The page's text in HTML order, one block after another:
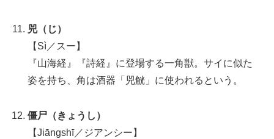
兕（じ）
【Sì／スー】
『山海経』『詩経』に登場する一角獣。サイに似た
姿を持ち、角は酒器「兕觥」に使われるという。
僵尸（きょうし）
【Jiāngshī／ジアンシー】